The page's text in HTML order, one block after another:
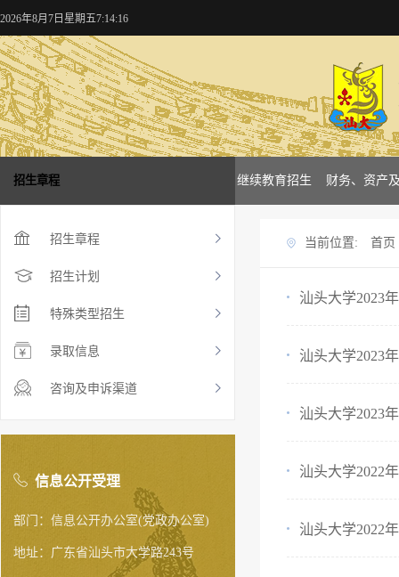
2026年8月7日星期五7:14:16
况 学校新闻 继续教育招生 财务、资产
招生章程
招生章程
招生计划
特殊类型招生
录取信息
咨询及申诉渠道
信息公开受理
部门：信息公开办公室(党政办公室)
地址：广东省汕头市大学路243号
当前位置: 首页
汕头大学2023
汕头大学2023
汕头大学2023
汕头大学2022
汕头大学2022